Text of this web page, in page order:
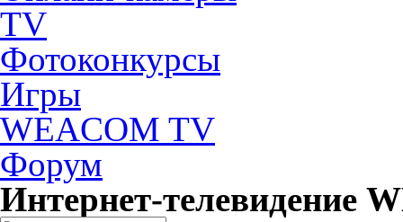
TV
Фотоконкурсы
Игры
WEACOM TV
Форум
Интернет-телевидение